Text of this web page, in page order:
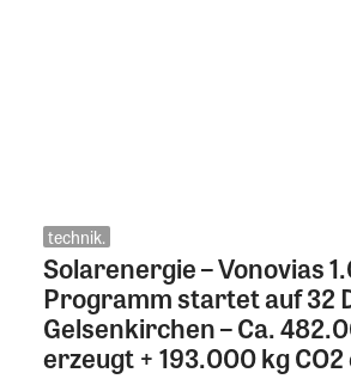
technik.
Solarenergie – Vonovias
Programm startet auf 32
Gelsenkirchen – Ca.
erzeugt + 193.000 kg